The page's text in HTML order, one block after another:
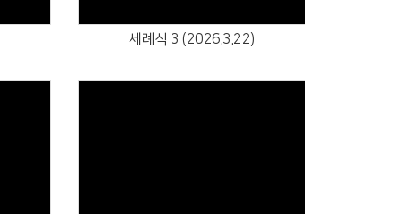
세례식 3 (2026.3.22)